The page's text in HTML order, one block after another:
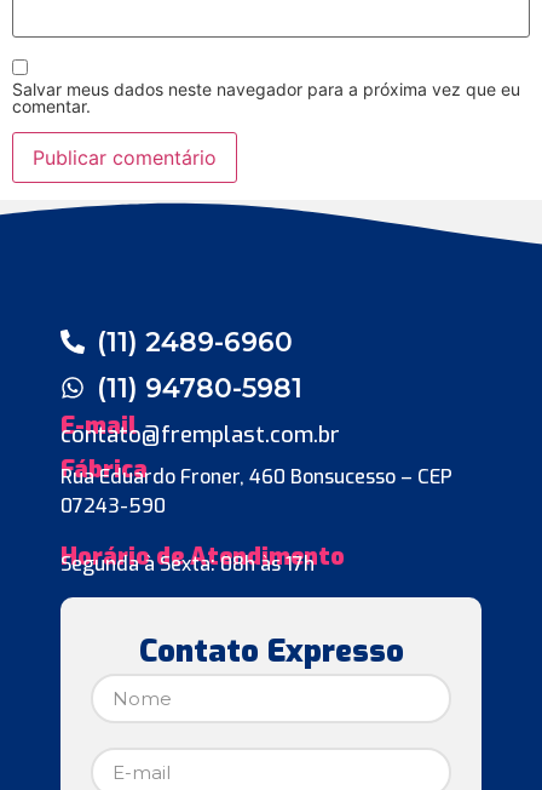
Salvar meus dados neste navegador para a próxima vez que eu
comentar.
(11) 2489-6960
(11) 94780-5981
E-mail
contato@fremplast.com.br
Fábrica
Rua Eduardo Froner, 460 Bonsucesso – CEP
07243-590
Horário de Atendimento
Segunda à Sexta: 08h às 17h
Contato Expresso